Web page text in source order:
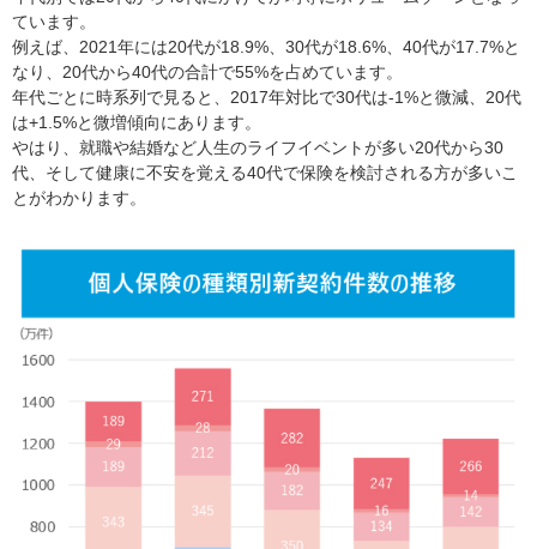
ています。
例えば、2021年には20代が18.9%、30代が18.6%、40代が17.7%と
なり、20代から40代の合計で55%を占めています。
年代ごとに時系列で見ると、2017年対比で30代は-1%と微減、20代
は+1.5%と微増傾向にあります。
やはり、就職や結婚など人生のライフイベントが多い20代から30
代、そして健康に不安を覚える40代で保険を検討される方が多いこ
とがわかります。